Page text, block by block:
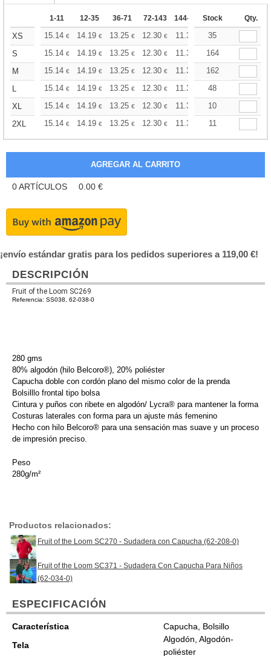
1-11 12-35 36-71 72-143 144-287 288 + Más
Stock Qty.
XS 15.14 € 14.19 € 13.25 € 12.30 € 11.36 10.88
35
S
15.14 € 14.19 € 13.25 € 12.30 € 11.36 10.88
164
M
15.14 € 14.19 € 13.25 € 12.30 € 11.36 10.88
162
L
15.14 € 14.19 € 13.25 € 12.30 € 11.36 10.88
48
XL
15.14 € 14.19 € 13.25 € 12.30 € 11.36 10.88
10
2XL
15.14 € 14.19 € 13.25 € 12.30 € 11.36 10.88
11
0ARTÍCULOS 0.00 €
¡envío estándar gratis para los pedidos superiores a 119,00 €!
DESCRIPCIÓN
Fruit of the Loom SC269
Referencia: SS038, 62-038-0
280 gms
80% algodón (hilo Belcoro®), 20% poliéster
Capucha doble con cordón plano del mismo color de la prenda
Bolsilllo frontal tipo bolsa
Cintura y puños con ribete en algodón/ Lycra® para mantener la forma
Costuras laterales con forma para un ajuste más femenino
Hecho con hilo Belcoro® para una sensación mas suave y un proceso
de impresión preciso.
Peso
280g/m²
Productos relacionados:
Fruit of the Loom SC270 - Sudadera con Capucha (62-208-0)
Fruit of the Loom SC371 - Sudadera Con Capucha Para Niños
(62-034-0)
ESPECIFICACIÓN
Característica
Capucha, Bolsillo
Tela
Algodón, Algodón-
poliéster